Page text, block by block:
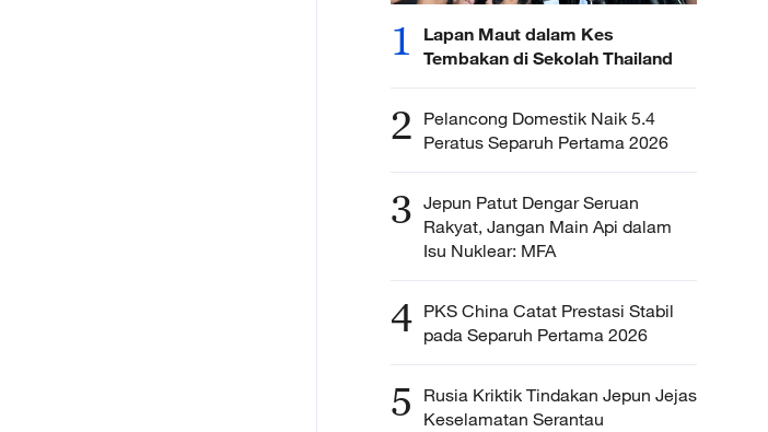
1
Lapan Maut dalam Kes
Tembakan di Sekolah Thailand
2 Pelancong Domestik Naik 5.4
Peratus Separuh Pertama 2026
3 Jepun Patut Dengar Seruan
Rakyat, Jangan Main Api dalam
Isu Nuklear: MFA
4 PKS China Catat Prestasi Stabil
pada Separuh Pertama 2026
5
Rusia Kriktik Tindakan Jepun Jejas
Keselamatan Serantau